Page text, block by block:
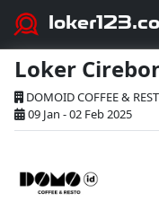
Loker
DOMOID COFFEE &
09 Jan - 02 Feb 2025